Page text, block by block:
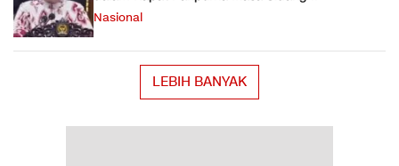
Nasional
LEBIH BANYAK